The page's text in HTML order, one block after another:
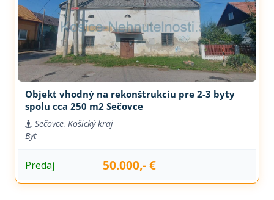
Objekt vhodný na rekonštrukciu pre 2-3 byty
spolu cca 250 m2 Sečovce
Sečovce, Košický kraj
Byt
Predaj 50.000,- €